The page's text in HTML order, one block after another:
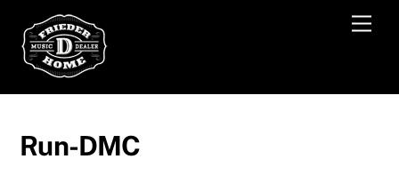
content
Run-DMC